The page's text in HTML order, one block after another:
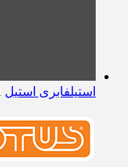
استیلفابری استیل